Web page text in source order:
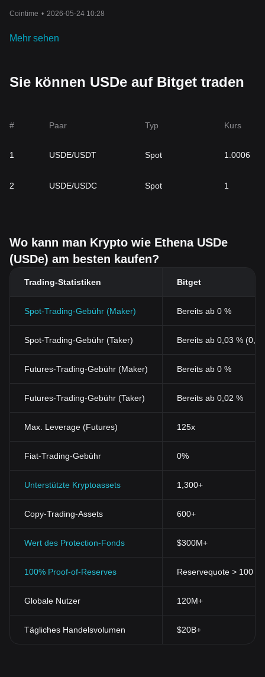
Cointime • 2026-05-24 10:28
Mehr sehen
Sie können USDe auf Bitget traden
# Paar Typ Kurs
1 USDE/USDT Spot 1.0006
2 USDE/USDC Spot 1
Wo kann man Krypto wie Ethena USDe
(USDe) am besten kaufen?
Trading-Statistiken Bitget
Spot-Trading-Gebühr (Maker) Bereits ab 0 %
Spot-Trading-Gebühr (Taker) Bereits ab 0,03 %
Futures-Trading-Gebühr (Maker) Bereits ab 0 %
Futures-Trading-Gebühr (Taker) Bereits ab 0,02 %
Max. Leverage (Futures) 125x
Fiat-Trading-Gebühr 0%
Unterstützte Kryptoassets 1,300+
Copy-Trading-Assets 600+
Wert des Protection-Fonds $300M+
100% Proof-of-Reserves Reservequote > 100
Globale Nutzer 120M+
Tägliches Handelsvolumen $20B+